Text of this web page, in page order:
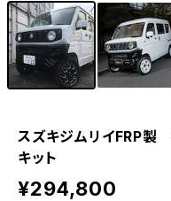
スズキジムリイFRP
キット
¥294,800